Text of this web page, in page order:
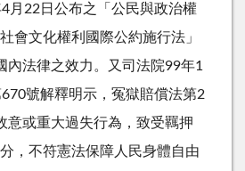
月22日公布之「公民與政治權
會文化權利國際公約施行法」
內法律之效力。又司法院99年1
號解釋明示，冤獄賠償法第2
意或重大過失行為，致受羈押
，不符憲法保障人民身體自由